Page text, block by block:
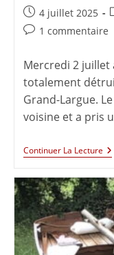
4 juillet 2025
1 commentaire
Mercredi 2 juillet
totalement
Grand-Largue.
voisine et a pris
Continuer La Lecture